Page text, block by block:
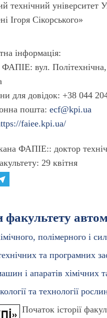
технічний університет
Ігоря Сікорського»
інформація:
ФАПІЕ:вул.
для довiдок: +38 044
пошта:ecf@kpi.ua
faiee.kpi.ua/
ФАПІЕ:: доктор
29 квітня
полiмерного і
та програмних
і апаратiв
та технології
Початок історії